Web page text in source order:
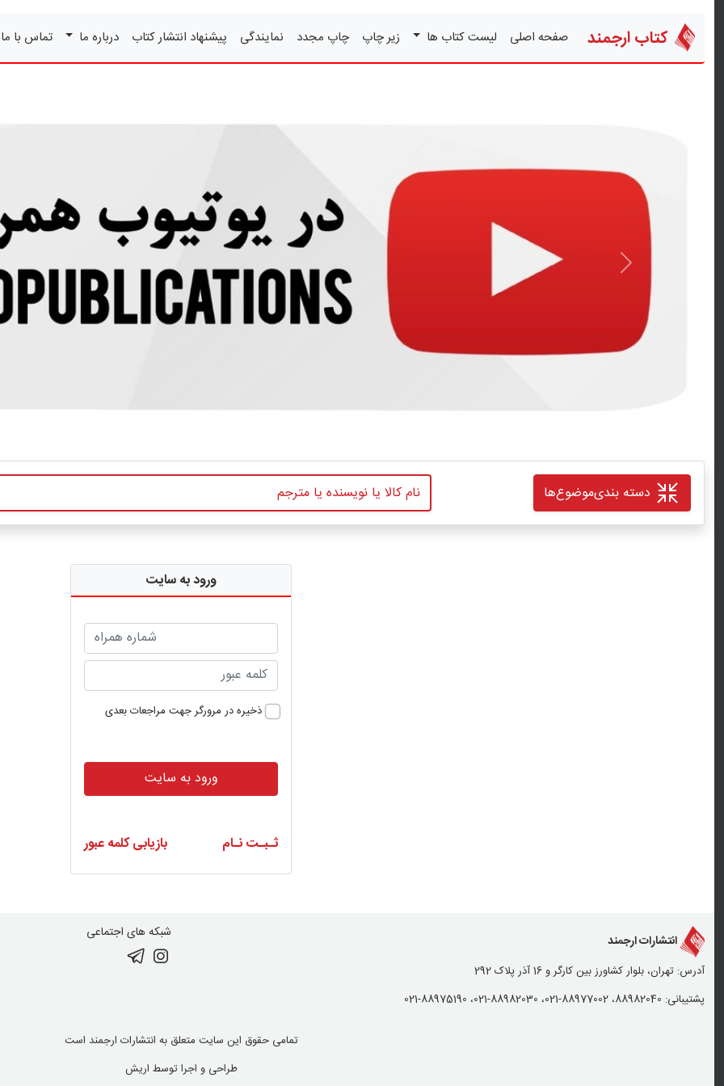
کتاب ارجمند صفحه اصلی لیست کتاب ها زیر چاپ چاپ مجدد نمایندگی پیشنهاد انتشار کتاب درباره ما تماس با
قبلی
دسته بندیموضوع‌ها
ورود به سایت
ذخیره در مرورگر جهت مراجعات بعدی
ورود به سایت
ثـبـت نـام بازیابی کلمه عبور
انتشارات ارجمند
آدرس: تهران، بلوار کشاورز بین کارگر و 16 آذر پلاک 292
پشتیبانی: 88982040، 88977002-021، 88982030-021، 88975190-021
شبکه های اجتماعی
تمامی حقوق این سایت متعلق به انتشارات ارجمند است
طراحی و اجرا توسط اریش